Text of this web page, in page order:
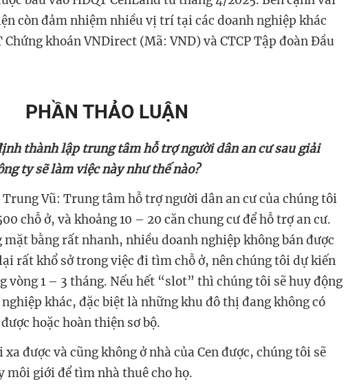
còn đảm nhiệm nhiều vị trí tại các doanh nghiệp khác
khoán VNDirect (Mã: VND) và CTCP Tập đoàn Đầu
PHẦN THẢO LUẬN
thành lập trung tâm hỗ trợ người dân an cư sau giải
ty sẽ làm việc này như thế nào?
Vũ: Trung tâm hỗ trợ người dân an cư của chúng tôi
chỗ ở, và khoảng 10 – 20 căn chung cư để hỗ trợ an cư.
bằng rất nhanh, nhiều doanh nghiệp không bán được
rất khổ sở trong việc đi tìm chỗ ở, nên chúng tôi dự kiến
vòng 1 – 3 tháng. Nếu hết “slot” thì chúng tôi sẽ huy động
khác, đặc biệt là những khu đô thị đang không có
hoặc hoàn thiện sơ bộ.
được và cũng không ở nhà của Cen được, chúng tôi sẽ
môi giới để tìm nhà thuê cho họ.